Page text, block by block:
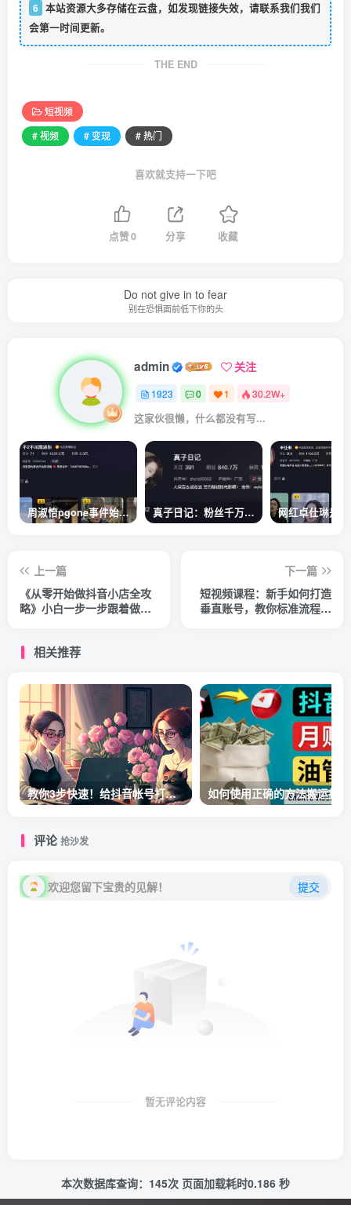
6 本站资源大多存储在云盘，如发现链接失效，请联系我们我们
会第一时间更新。
THE END
短视频
# 视频
# 变现 # 热门
喜欢就支持一下吧
点赞0 分享 收藏
Do not give in to fear
别在恐惧面前低下你的头
admin 关注
1923 0 1 30.2W+
这家伙很懒，什么都没有写...
周淑怡pgone事件始末，周淑怡现状 真子日记：粉丝千万的真子日记是最懂反转的网红吗？
上一篇
《从零开始做抖音小店全攻
略》小白一步一步跟着做也
下一篇
短视频课程：新手如何打造
垂直账号，教你标准流程搭
相关推荐
教你3步快速！给抖音帐号打标签！
评论抢沙发
欢迎您留下宝贵的见解！ 提交
暂无评论内容
本次数据库查询：145次 页面加载耗时0.186 秒